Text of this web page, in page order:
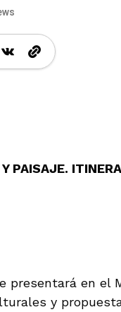
PAISAJE.
presentará en el
y